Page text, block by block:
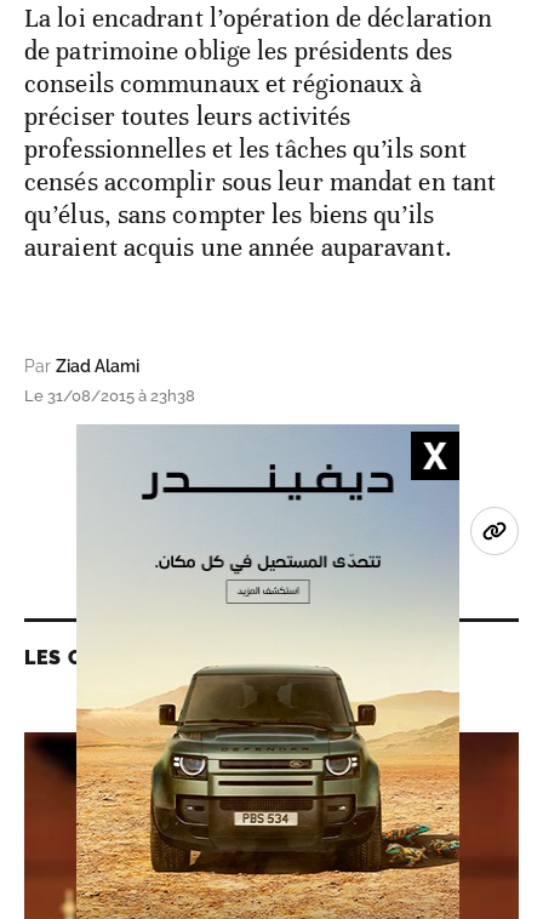
La loi encadrant l’opération de déclaration
de patrimoine oblige les présidents des
conseils communaux et régionaux à
préciser toutes leurs activités
professionnelles et les tâches qu’ils sont
censés accomplir sous leur mandat en tant
qu’élus, sans compter les biens qu’ils
auraient acquis une année auparavant.
Par Ziad Alami
Le 31/08/2015 à 23h38
LES CONTENUS LIÉS